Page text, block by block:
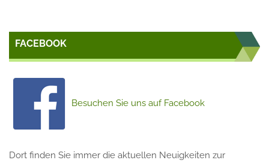
FACEBOOK
Besuchen Sie uns auf Facebook
Dort finden Sie immer die aktuellen Neuigkeiten zur